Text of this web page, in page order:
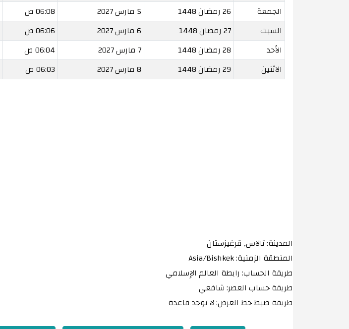
الجمعة
26 رمضان 1448 5 مارس 2027 06:08 ص
السبت
27 رمضان 1448 6 مارس 2027 06:06 ص
الأحد
28 رمضان 1448 7 مارس 2027 06:04 ص
الاثنين
29 رمضان 1448 8 مارس 2027 06:03 ص
المدينة: تالاس, قرغيزستان
المنطقة الزمنية: Asia/Bishkek
طريقة الحساب: رابطة العالم الإسلامي
طريقة حساب العصر: شافعي
طريقة ضبط خط العرض: لا توجد قاعدة